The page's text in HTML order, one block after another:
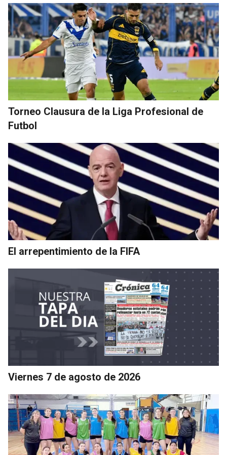
Torneo Clausura de la Liga Profesional de
Futbol
El arrepentimiento de la FIFA
Viernes 7 de agosto de 2026